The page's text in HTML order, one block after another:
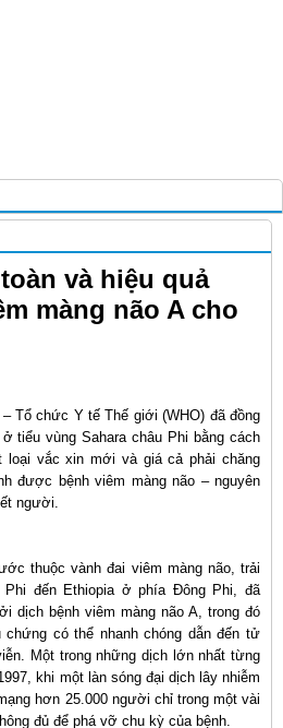
và hiệu quả
màng não A cho
Tổ chức Y tế Thế giới (WHO) đã đồng
tiểu vùng Sahara châu Phi bằng cách
loại vắc xin mới và giá cả phải chăng
được bệnh viêm màng não – nguyên
người.
thuộc vành đai viêm màng não, trải
đến Ethiopia ở phía Đông Phi, đã
dịch bệnh viêm màng não A, trong đó
có thể nhanh chóng dẫn đến tử
Một trong những dịch lớn nhất từng
khi một làn sóng đại dịch lây nhiễm
hơn 25.000 người chỉ trong một vài
đủ để phá vỡ chu kỳ của bệnh.